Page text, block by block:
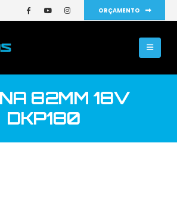
ORÇAMENTO
82MM 18V
DKP180